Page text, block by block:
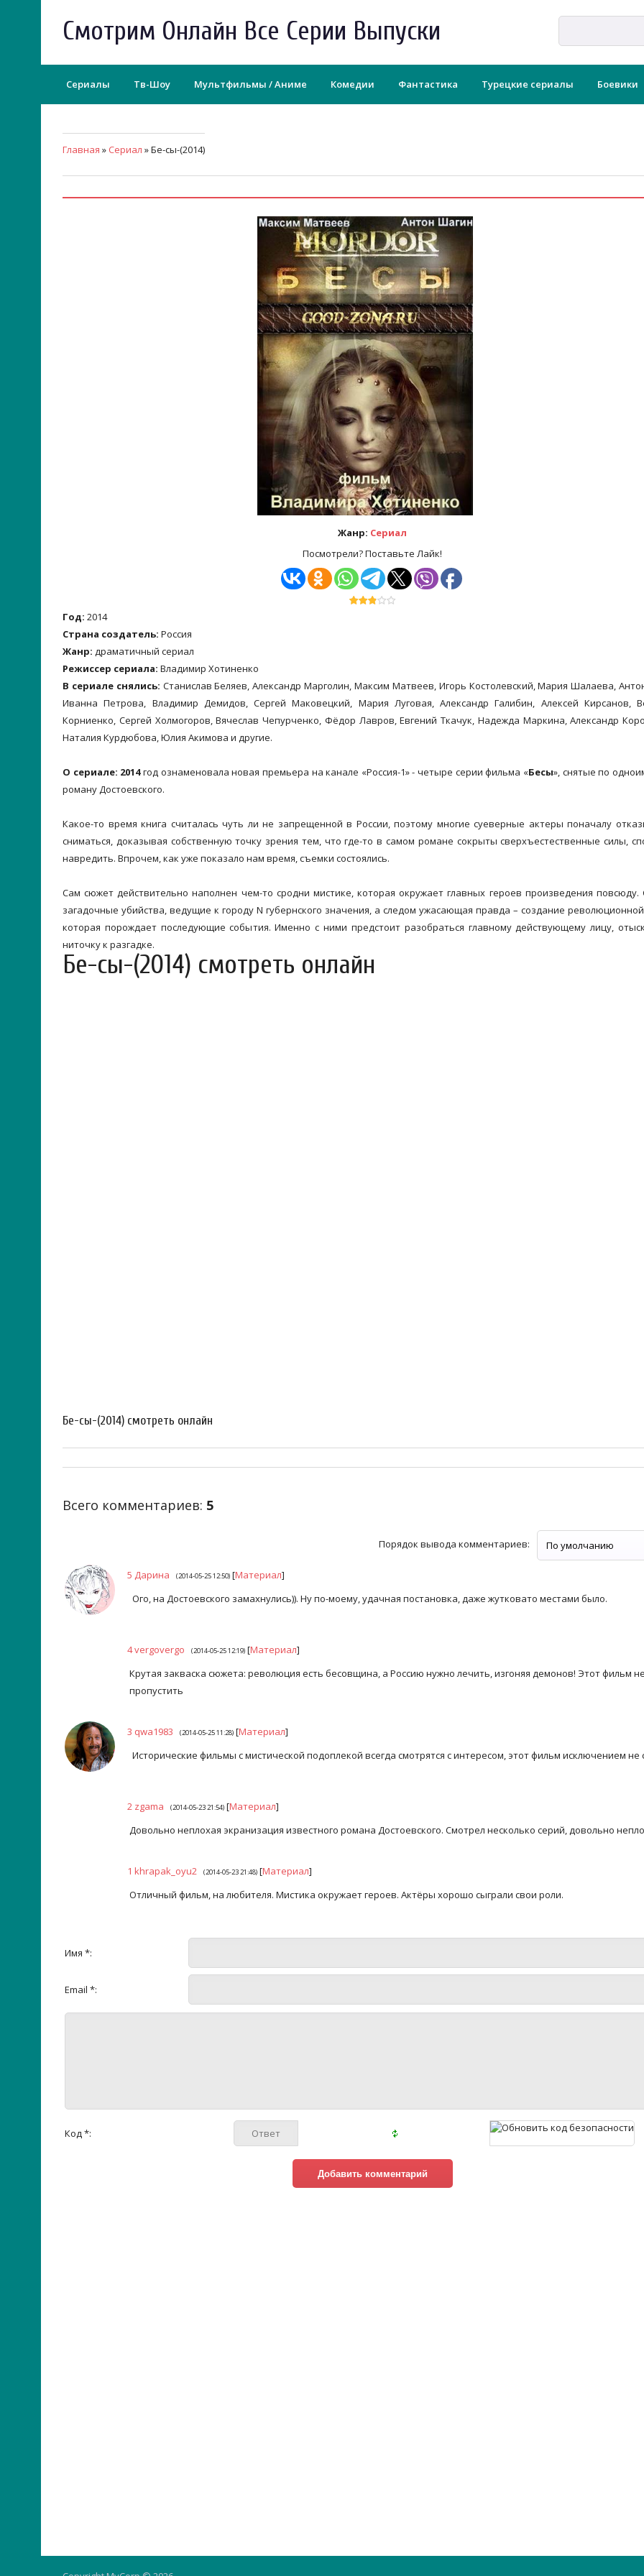
Смотрим Онлайн Все Серии Выпуски
Сериалы Тв-Шоу Мультфильмы / Аниме Комедии Фантастика Турецкие сериалы Боевики
Главная » Сериал » Бе-сы-(2014)
Жанр: Сериал
Посмотрели? Поставьте Лайк!
Год: 2014
Страна создатель: Россия
Жанр: драматичный сериал
Режиссер сериала: Владимир Хотиненко
В сериале снялись: Станислав Беляев, Александр Марголин, Максим Матвеев, Игорь Костолевский, Мария Шалаева,
Иванна Петрова, Владимир Демидов, Сергей Маковецкий, Мария Луговая, Александр Галибин, Алексей Кирсанов,
Корниенко, Сергей Холмогоров, Вячеслав Чепурченко, Фёдор Лавров, Евгений Ткачук, Надежда Маркина, Александр
Наталия Курдюбова, Юлия Акимова и другие.
О сериале: 2014год ознаменовала новая премьера на канале «Россия-1» - четыре серии фильма «Бесы», снятые по
роману Достоевского.
Какое-то время книга считалась чуть ли не запрещенной в России, поэтому многие суеверные актеры поначалу
сниматься, доказывая собственную точку зрения тем, что где-то в самом романе сокрыты сверхъестественные силы,
навредить. Впрочем, как уже показало нам время, съемки состоялись.
Сам сюжет действительно наполнен чем-то сродни мистике, которая окружает главных героев произведения повсюду.
загадочные убийства, ведущие к городу N губернского значения, а следом ужасающая правда – создание
которая порождает последующие события. Именно с ними предстоит разобраться главному действующему лицу,
ниточку к разгадке.
Бе-сы-(2014) смотреть онлайн
Бе-сы-(2014) смотреть онлайн
Всего комментариев: 5
Порядок вывода комментариев:
5 Дарина (2014-05-25 12:50) [Материал]
Ого, на Достоевского замахнулись)). Ну по-моему, удачная постановка, даже жутковато местами было.
4vergovergo (2014-05-25 12:19) [Материал]
Крутая закваска сюжета: революция есть бесовщина, а Россию нужно лечить, изгоняя демонов! Этот фильм
пропустить
3 qwa1983 (2014-05-25 11:28) [Материал]
Исторические фильмы с мистической подоплекой всегда смотрятся с интересом, этот фильм исключением не
2 zgama (2014-05-23 21:54) [Материал]
Довольно неплохая экранизация известного романа Достоевского. Смотрел несколько серий, довольно
1 khrapak_oyu2 (2014-05-23 21:48) [Материал]
Отличный фильм, на любителя. Мистика окружает героев. Актёры хорошо сыграли свои роли.
Имя *:
Email *:
Код *: